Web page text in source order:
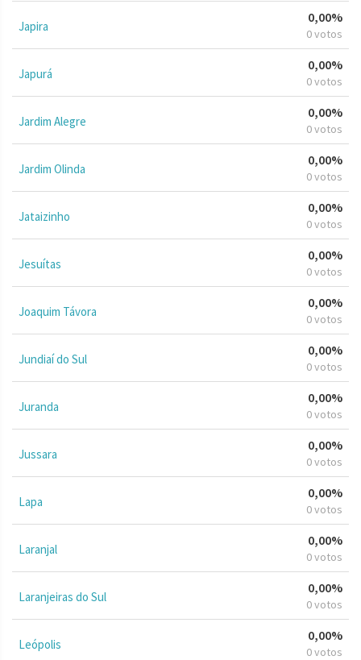
Japira
0,00%
0 votos
Japurá
0,00%
0 votos
Jardim Alegre
0,00%
0 votos
Jardim Olinda
0,00%
0 votos
Jataizinho
0,00%
0 votos
Jesuítas
0,00%
0 votos
Joaquim Távora
0,00%
0 votos
Jundiaí do Sul
0,00%
0 votos
Juranda
0,00%
0 votos
Jussara
0,00%
0 votos
Lapa
0,00%
0 votos
Laranjal
0,00%
0 votos
Laranjeiras do Sul
0,00%
0 votos
Leópolis
0,00%
0 votos